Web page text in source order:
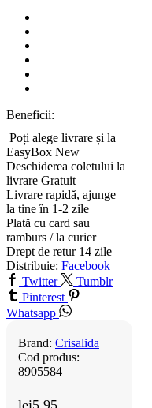
Beneficii:
Poți alege livrare și la
EasyBox New
Deschiderea coletului la
livrare Gratuit
Livrare rapidă, ajunge
la tine în 1-2 zile
Plată cu card sau
ramburs / la curier
Drept de retur 14 zile
Distribuie: Facebook
Twitter
Tumblr
Pinterest
Whatsapp
Brand: Crisalida
Cod produs:
8905584
lei5.95